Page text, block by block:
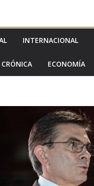
INTERNACIONAL
CRÓNICA ECONOMÍA